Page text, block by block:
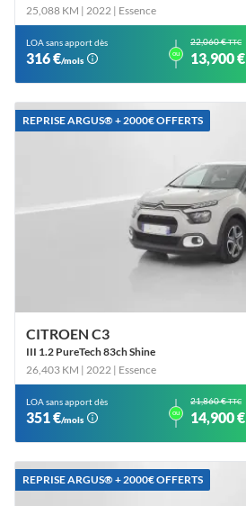
25,088 KM | 2022 | Essence
LOA sans apport dès
316 €/mois
ou
22,060 €TTC
13,900 €
REPRISE ARGUS®️ + 2000€ OFFERTS
CITROEN C3
III 1.2 PureTech 83ch Shine
26,403 KM | 2022 | Essence
LOA sans apport dès
351 €/mois
ou
21,860 €TTC
14,900 €
REPRISE ARGUS®️ + 2000€ OFFERTS